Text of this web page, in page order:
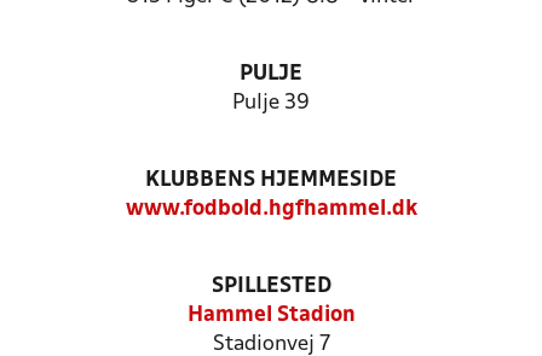
PULJE
Pulje 39
KLUBBENS HJEMMESIDE
www.fodbold.hgfhammel.dk
SPILLESTED
Hammel Stadion
Stadionvej 7